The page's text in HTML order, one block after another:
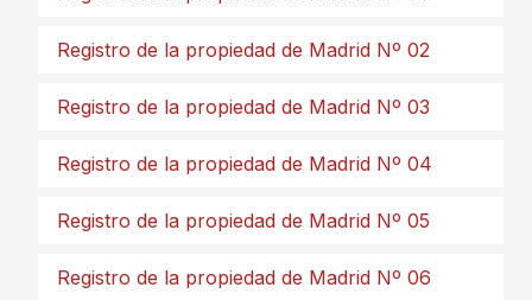
Registro de la propiedad de Madrid Nº 02
Registro de la propiedad de Madrid Nº 03
Registro de la propiedad de Madrid Nº 04
Registro de la propiedad de Madrid Nº 05
Registro de la propiedad de Madrid Nº 06